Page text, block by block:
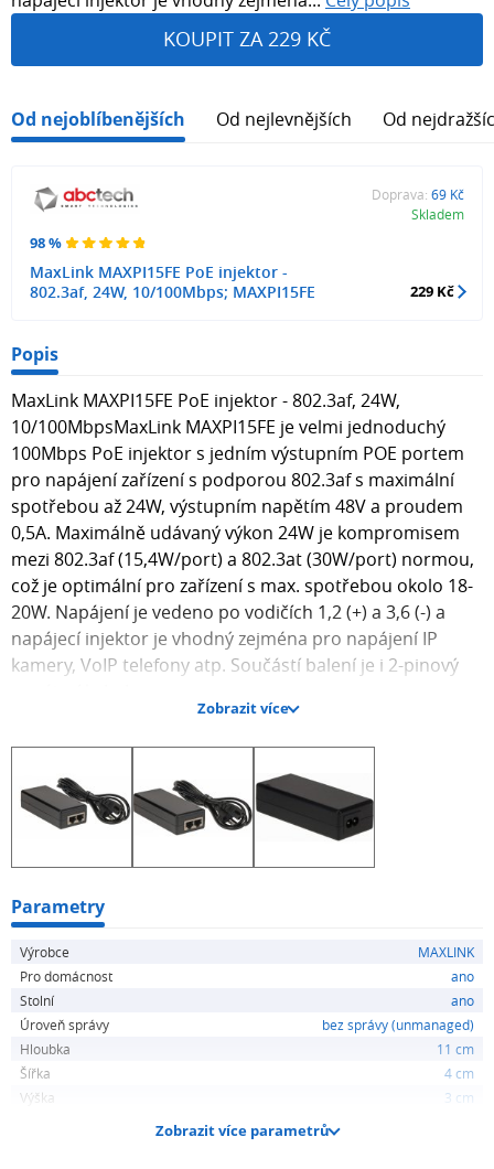
KOUPIT ZA 229 KČ
Od nejoblíbenějších Od nejlevnějších Od
98 %
MaxLink MAXPI15FE PoE injektor -
802.3af, 24W, 10/100Mbps; MAXPI15FE
Doprava: 69 Kč
Skladem
229 Kč
Popis
MaxLink MAXPI15FE PoE injektor - 802.3af, 24W,
10/100MbpsMaxLink MAXPI15FE je velmi jednoduchý
100Mbps PoE injektor s jedním výstupním POE portem
pro napájení zařízení s podporou 802.3af s maximální
spotřebou až 24W, výstupním napětím 48V a proudem
0,5A. Maximálně udávaný výkon 24W je kompromisem
mezi 802.3af (15,4W/port) a 802.3at (30W/port) normou,
což je optimální pro zařízení s max. spotřebou okolo 18-
20W. Napájení je vedeno po vodičích 1,2 (+) a 3,6 (-) a
napájecí injektor je vhodný zejména pro napájení IP
kamery, VoIP telefony atp. Součástí balení je i 2-pinový
Zobrazit více
Parametry
Výrobce
MAXLINK
Pro domácnost
ano
Stolní
ano
Úroveň správy
bez správy (unmanaged)
Hloubka
11 cm
Šířka
4 cm
Výška
3 cm
Zobrazit více parametrů